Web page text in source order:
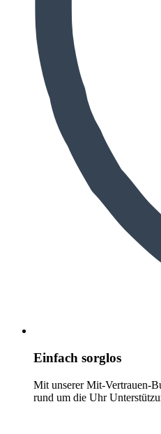
Einfach sorglos
Mit unserer Mit-Vertrauen-
rund um die Uhr